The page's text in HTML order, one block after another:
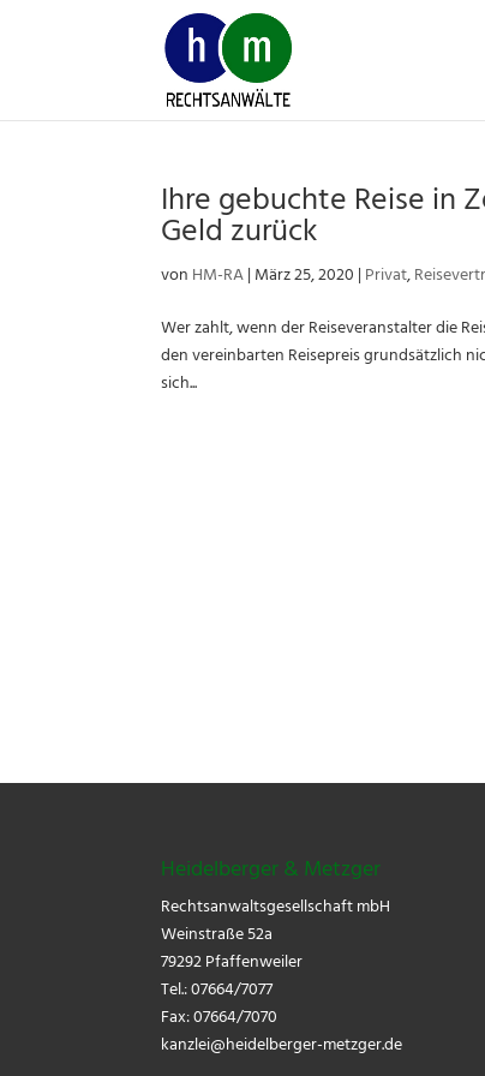
Ihre gebuchte Reise in
Geld zurück
vonHM-RA|März 25, 2020|Privat,
Wer zahlt, wenn der Reiseveranstalter die
den vereinbarten Reisepreis grundsätzlich
sich...
Heidelberger & Metzger
Rechtsanwaltsgesellschaft mbH
Weinstraße 52a
79292 Pfaffenweiler
Tel.: 07664/7077
Fax: 07664/7070
kanzlei@heidelberger-metzger.de